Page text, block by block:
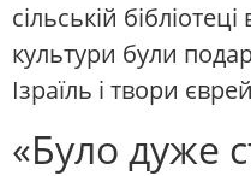
сільській
культури були
Ізраїль і твори
«Було дуже